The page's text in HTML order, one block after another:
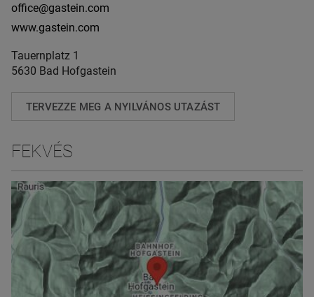
office@gastein.com
www.gastein.com
Tauernplatz 1
5630 Bad Hofgastein
TERVEZZE MEG A NYILVÁNOS UTAZÁST
FEKVÉS